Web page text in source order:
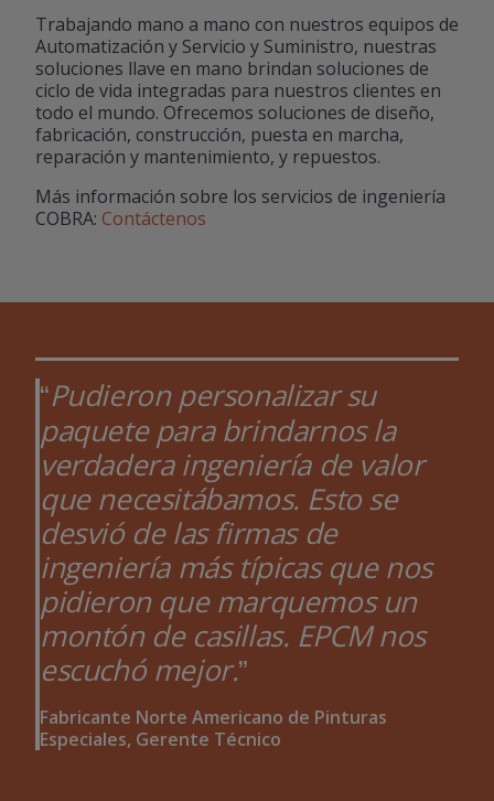
Trabajando mano a mano con nuestros equipos de
Automatización y Servicio y Suministro, nuestras
soluciones llave en mano brindan soluciones de
ciclo de vida integradas para nuestros clientes en
todo el mundo. Ofrecemos soluciones de diseño,
fabricación, construcción, puesta en marcha,
reparación y mantenimiento, y repuestos.
Más información sobre los servicios de ingeniería
COBRA: Contáctenos
Pudieron personalizar su
paquete para brindarnos la
verdadera ingeniería de valor
que necesitábamos. Esto se
desvió de las firmas de
ingeniería más típicas que nos
pidieron que marquemos un
montón de casillas. EPCM nos
escuchó mejor.
Fabricante Norte Americano de Pinturas
Especiales, Gerente Técnico